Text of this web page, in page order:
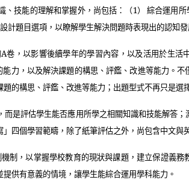
、技能的理解和掌握外，尚包括：（1） 綜合運用
計題目選項，以瞭解學生解決問題時表現出的認知
A卷，以影響後續學年的學習內容，以及活用於生活
力，以及解決課題的構思、評鑑、改進等能力。
的構思、評鑑、改進等能力；出題型式不再只是選
是評估學生能否應用所學之相關知識和技能解答
四個學習範疇，除了紙筆評估之外，尚包含中文與
制，以掌握學校教育的現狀與課題，建立保證義
供有意義的情境，讓學生能綜合運用學科能力。